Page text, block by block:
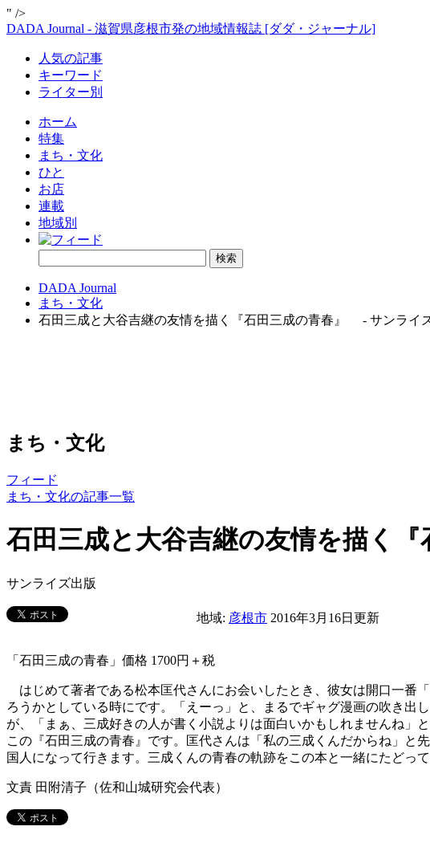
" />
DADA Journal - 滋賀県彦根市発の地域情報誌 [ダダ・ジャーナル]
人気の記事
キーワード
ライター別
ホーム
特集
まち・文化
ひと
お店
連載
地域別
DADA Journal
まち・文化
石田三成と大谷吉継の友情を描く『石田三成の青春』 - サンライ
まち・文化
フィード
まち・文化の記事一覧
石田三成と大谷吉継の友情を描く
サンライズ出版
地域: 彦根市 2016年3月16日更新
「石田三成の青春」価格 1700円＋税
はじめて著者である松本匡代さんにお会いしたとき、彼女は開口一番
ろうかとしている時にです。「えーっ」と、まるでギャグ漫画の吹き出
が、「まぁ、三成好きの人が書く小説よりは面白いかもしれませんね」
この『石田三成の青春』です。匡代さんは「私の三成くんだからね」
国人になって行きます。三成くんの青春の軌跡をこの本と一緒にたどって
文責 田附清子（佐和山城研究会代表）